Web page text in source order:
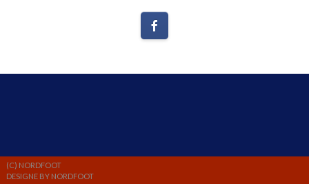
(C) NORDFOOT
DESIGNE BY NORDFOOT